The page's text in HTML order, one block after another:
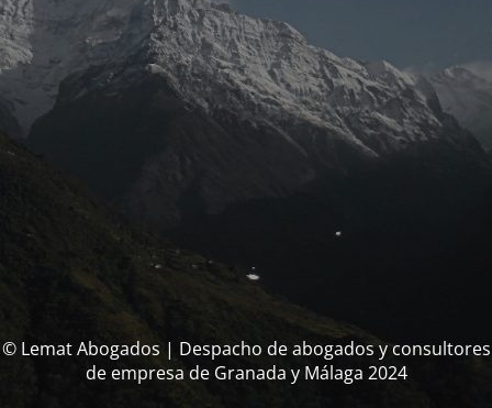
© Lemat Abogados | Despacho de abogados y consultores
de empresa de Granada y Málaga 2024